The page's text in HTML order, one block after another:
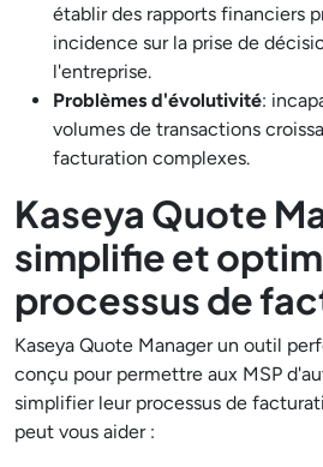
établir des rapports financiers
incidence sur la prise de
l'entreprise.
Problèmes d'évolutivité:
volumes de transactions
facturation complexes.
Kaseya Quote
simplifie et
processus de
Kaseya Quote Manager un outil
conçu pour permettre aux MSP
simplifier leur processus de
peut vous aider :